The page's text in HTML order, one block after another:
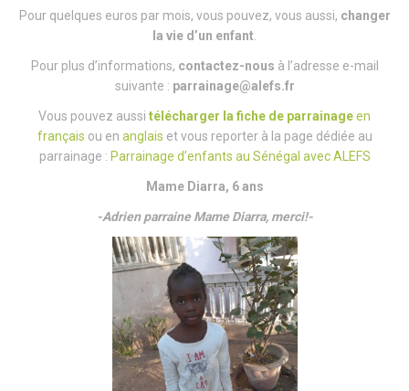
Pour quelques euros par mois, vous pouvez, vous aussi, changer
la vie d’un enfant
Pour plus d’informations, contactez-nous à l’adresse e-mail
suivante : parrainage@alefs.fr
Vous pouvez aussi télécharger la fiche de parrainageen
français ou en anglais et vous reporter à la page dédiée au
parrainage : Parrainage d’enfants au Sénégal avec ALEFS
Mame Diarra, 6 ans
-Adrien parraine Mame Diarra, merci!-